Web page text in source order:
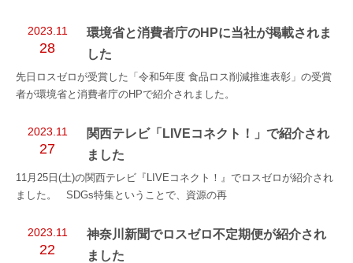
2023.11
28
環境省と消費者庁のHPに当社が掲載されま
した
先日ロスゼロが受賞した「令和5年度 食品ロス削減推進表彰」の受賞
者が環境省と消費者庁のHPで紹介されました。
2023.11
27
関西テレビ「LIVEコネクト！」で紹介され
ました
11月25日(土)の関西テレビ『LIVEコネクト！』でロスゼロが紹介され
ました。 SDGs特集ということで、資源の再
2023.11
22
神奈川新聞でロスゼロ不定期便が紹介され
ました